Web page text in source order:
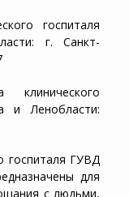
госпиталя
г. Санкт-
и Ленобласти:
госпиталя ГУВД
для
с людьми,